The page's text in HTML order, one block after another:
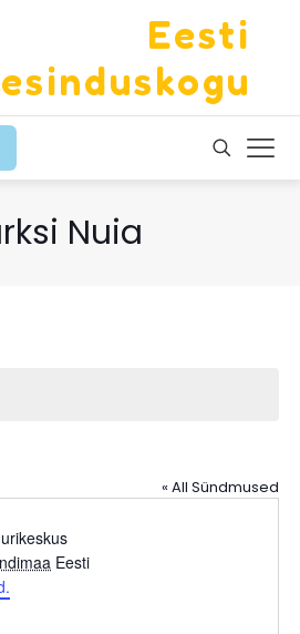
Eesti
Nuia
« All Sündmused
Eesti